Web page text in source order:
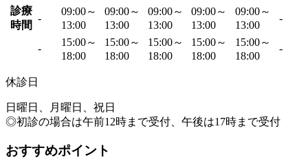
診療
時間
-
09:00～
13:00
09:00～
13:00
09:00～
13:00
09:00～
13:00
09:00～
13:00
-
-
15:00～
18:00
15:00～
18:00
15:00～
18:00
15:00～
18:00
15:00～
18:00
-
休診日
日曜日、月曜日、祝日
◎初診の場合は午前12時まで受付、午後は17時まで受付
おすすめポイント